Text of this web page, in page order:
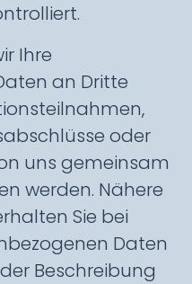
Ihre
an Dritte
oder
uns gemeinsam
werden. Nähere
Sie bei
Daten
Beschreibung